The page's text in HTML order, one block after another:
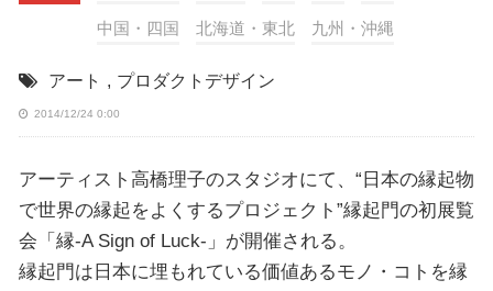
中国・四国 北海道・東北 九州・沖縄
アート , プロダクトデザイン
2014/12/24 0:00
アーティスト高橋理子のスタジオにて、“日本の縁起物
で世界の縁起をよくするプロジェクト”縁起門の初展覧
会「縁-A Sign of Luck-」が開催される。
縁起門は日本に埋もれている価値あるモノ・コトを縁